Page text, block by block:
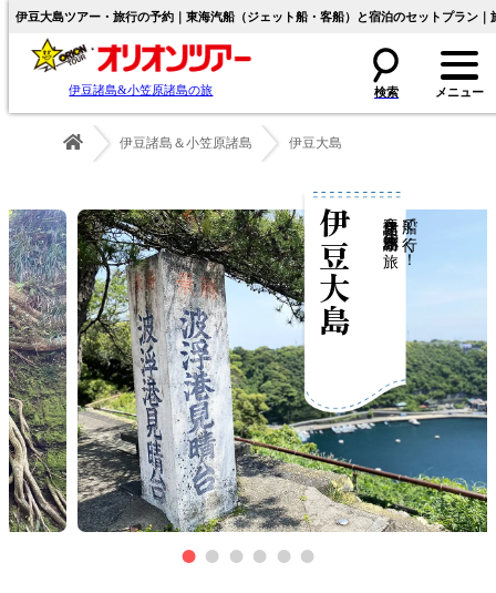
伊豆大島ツアー・旅行の予約｜東海汽船（ジェット船・客船）と宿泊のセットプラン｜
伊豆諸島&小笠原諸島の旅
伊豆諸島＆小笠原諸島 伊豆大島
伊豆大島 船で行く！
伊豆諸島＆小笠原諸島の旅